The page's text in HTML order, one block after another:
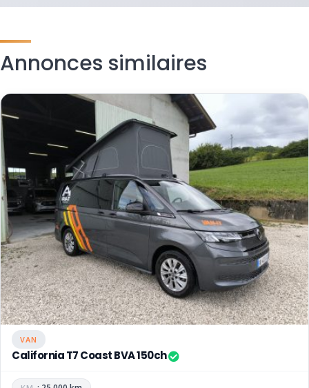
Annonces similaires
VAN
California T7 Coast BVA 150ch